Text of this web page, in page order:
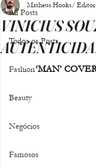
All Posts
Todos os Posts
Fashion
Beauty
Negócios
Famosos
VINICIUS
Matheus Hooks/
‘MAN’